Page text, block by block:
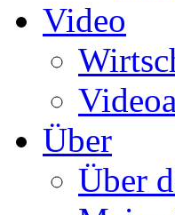
Video
Über
Über